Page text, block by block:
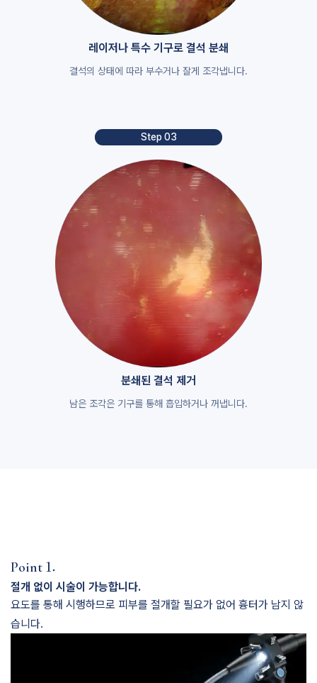
레이저나 특수 기구로 결석 분쇄
결석의 상태에 따라 부수거나 잘게 조각냅니다.
Step 03
분쇄된 결석 제거
남은 조각은 기구를 통해 흡입하거나 꺼냅니다.
Point 1.
절개 없이 시술이 가능합니다.
요도를 통해 시행하므로 피부를 절개할 필요가 없어 흉터가 남지 않
습니다.